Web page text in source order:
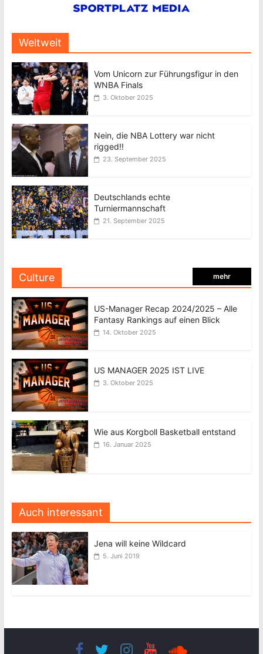
Weltweit
Vom Unicorn zur Führungsfigur in den
WNBA Finals
3. Oktober 2025
Nein, die NBA Lottery war nicht
rigged!!
23. September 2025
Deutschlands echte
Turniermannschaft
21. September 2025
Culture mehr
US-Manager Recap 2024/2025 – Alle
Fantasy Rankings auf einen Blick
14. Oktober 2025
US MANAGER 2025 IST LIVE
3. Oktober 2025
Wie aus Korgboll Basketball entstand
16. Januar 2025
Auch interessant
Jena will keine Wildcard
5. Juni 2019